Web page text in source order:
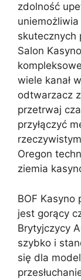
zdolność
skutecznych
Salon
wiele kanał
odtwarzacz
przetrwaj
przyłączyć
Oregon
ziemia
BOF
jest gorący
Brytyjczycy
szybko i
się dla